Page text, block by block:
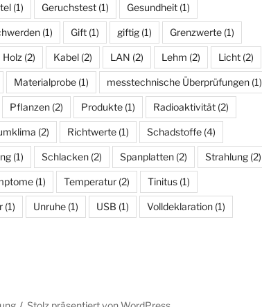
(1) Geruchstest(1) Gesundheit(1)
(1) Gift(1) giftig(1) Grenzwerte(1)
Holz (2) Kabel(2) LAN (2) Lehm (2) Licht(2)
Materialprobe(1) messtechnische Überprüfungen(1)
Pflanzen(2) Produkte(1) Radioaktivität(2)
(2) Richtwerte(1) Schadstoffe(4)
(1) Schlacken(2) Spanplatten(2) Strahlung(2)
(1) Temperatur(2) Tinitus(1)
(1) Unruhe(1) USB (1) Volldeklaration(1)